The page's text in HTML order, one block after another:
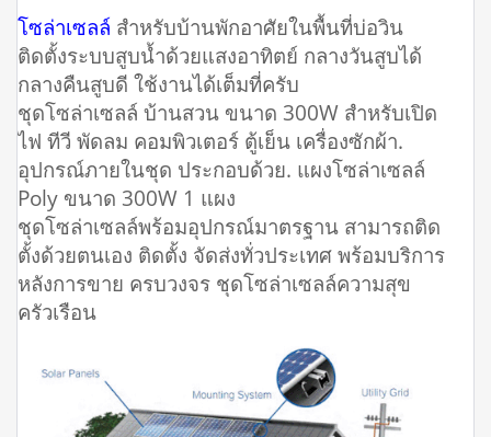
โซล่าเซลล์ สำหรับบ้านพักอาศัยในพื้นที่บ่อวิน
ติดตั้งระบบสูบน้ำด้วยแสงอาทิตย์ กลางวันสูบได้
กลางคืนสูบดี ใช้งานได้เต็มที่ครับ
ชุดโซล่าเซลล์ บ้านสวน ขนาด 300W สำหรับเปิด
ไฟ ทีวี พัดลม คอมพิวเตอร์ ตู้เย็น เครื่องซักผ้า.
อุปกรณ์ภายในชุด ประกอบด้วย. แผงโซล่าเซลล์
Poly ขนาด 300W 1 แผง
ชุดโซล่าเซลล์พร้อมอุปกรณ์มาตรฐาน สามารถติด
ตั้งด้วยตนเอง ติดตั้ง จัดส่งทั่วประเทศ พร้อมบริการ
หลังการขาย ครบวงจร ชุดโซล่าเซลล์ความสุข
ครัวเรือน